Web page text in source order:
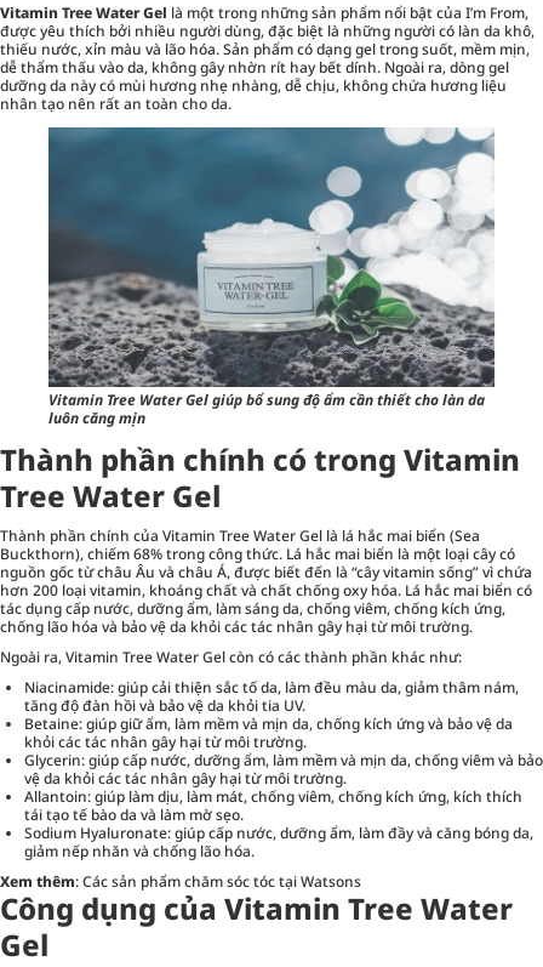
Vitamin Tree Water Gel là một trong những sản phẩm nổi bật của I’m From,
được yêu thích bởi nhiều người dùng, đặc biệt là những người có làn da khô,
thiếu nước, xỉn màu và lão hóa. Sản phẩm có dạng gel trong suốt, mềm mịn,
dễ thẩm thấu vào da, không gây nhờn rít hay bết dính. Ngoài ra, dòng gel
dưỡng da này có mùi hương nhẹ nhàng, dễ chịu, không chứa hương liệu
nhân tạo nên rất an toàn cho da.
Vitamin Tree Water Gel giúp bổ sung độ ẩm cần thiết cho làn da
luôn căng mịn
Thành phần chính có trong Vitamin
Tree Water Gel
Thành phần chính của Vitamin Tree Water Gel là lá hắc mai biển (Sea
Buckthorn), chiếm 68% trong công thức. Lá hắc mai biển là một loại cây có
nguồn gốc từ châu Âu và châu Á, được biết đến là “cây vitamin sống” vì chứa
hơn 200 loại vitamin, khoáng chất và chất chống oxy hóa. Lá hắc mai biển có
tác dụng cấp nước, dưỡng ẩm, làm sáng da, chống viêm, chống kích ứng,
chống lão hóa và bảo vệ da khỏi các tác nhân gây hại từ môi trường.
Ngoài ra, Vitamin Tree Water Gel còn có các thành phần khác như:
Niacinamide: giúp cải thiện sắc tố da, làm đều màu da, giảm thâm nám,
tăng độ đàn hồi và bảo vệ da khỏi tia UV.
Betaine: giúp giữ ẩm, làm mềm và mịn da, chống kích ứng và bảo vệ da
khỏi các tác nhân gây hại từ môi trường.
Glycerin: giúp cấp nước, dưỡng ẩm, làm mềm và mịn da, chống viêm và bảo
vệ da khỏi các tác nhân gây hại từ môi trường.
Allantoin: giúp làm dịu, làm mát, chống viêm, chống kích ứng, kích thích
tái tạo tế bào da và làm mờ sẹo.
Sodium Hyaluronate: giúp cấp nước, dưỡng ẩm, làm đầy và căng bóng da,
giảm nếp nhăn và chống lão hóa.
Xem thêm:Các sản phẩm chăm sóc tóc tại Watsons
Công dụng của Vitamin Tree Water
Gel